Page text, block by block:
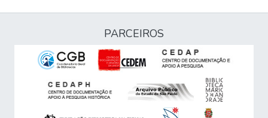
PARCEIROS